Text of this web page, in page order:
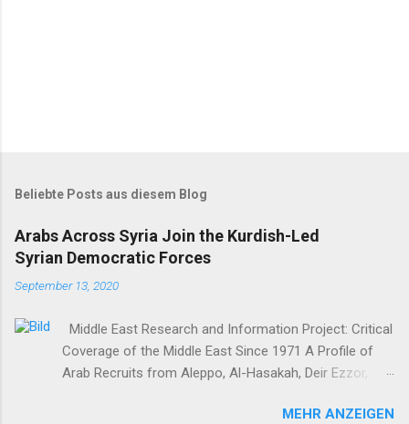
Beliebte Posts aus diesem Blog
Arabs Across Syria Join the Kurdish-Led
Syrian Democratic Forces
September 13, 2020
Middle East Research and Information Project: Critical
Coverage of the Middle East Since 1971 A Profile of
Arab Recruits from Aleppo, Al-Hasakah, Deir Ezzor,
Austin Holmes In: 295 (Summer 2020) I n 2012, as the
MEHR ANZEIGEN